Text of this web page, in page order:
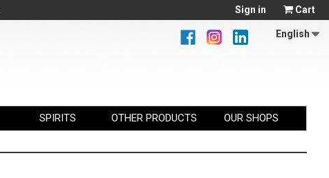
Cart
Sign in
English
SPIRITS OTHER PRODUCTS OUR SHOPS